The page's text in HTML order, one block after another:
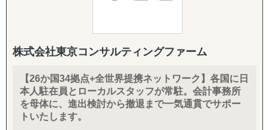
↳ AIが出した"答えっぽいもの"を、現地のリアルで答え合
『INTERForce｜海外進出伴走サポート』
↳ 海外事業を貴社の海外事業担当者として伴走
察等も直接支援可能、幅広く皆様の海外展開とインバウン
ド事業をサポートしております。
株式会社東京コンサルティングファーム
【26か国34拠点+全世界提携ネットワーク】各国に日
本人駐在員とローカルスタッフが常駐。会計事務所
を母体に、進出検討から撤退まで一気通貫でサポー
トいたします。